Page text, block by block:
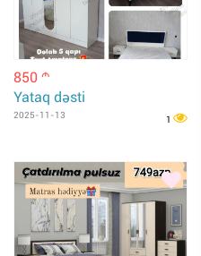
850 m
Yataq dəsti
2025-11-13 1